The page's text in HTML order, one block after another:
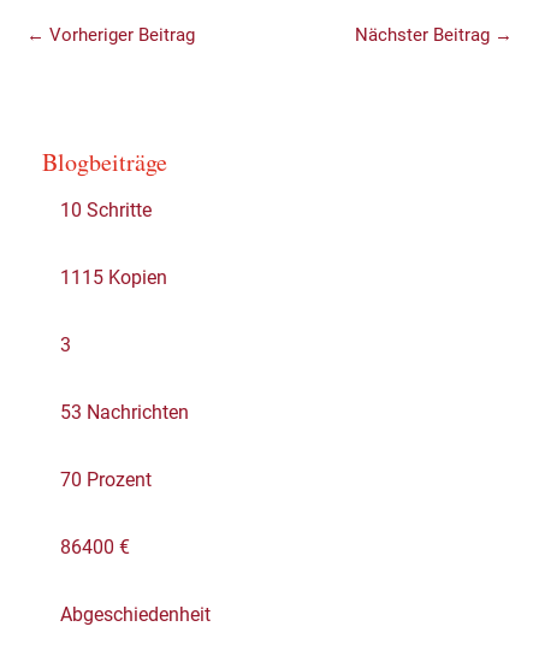
← Vorheriger Beitrag Nächster Beitrag →
Blogbeiträge
10 Schritte
1115 Kopien
3
53 Nachrichten
70 Prozent
86400 €
Abgeschiedenheit